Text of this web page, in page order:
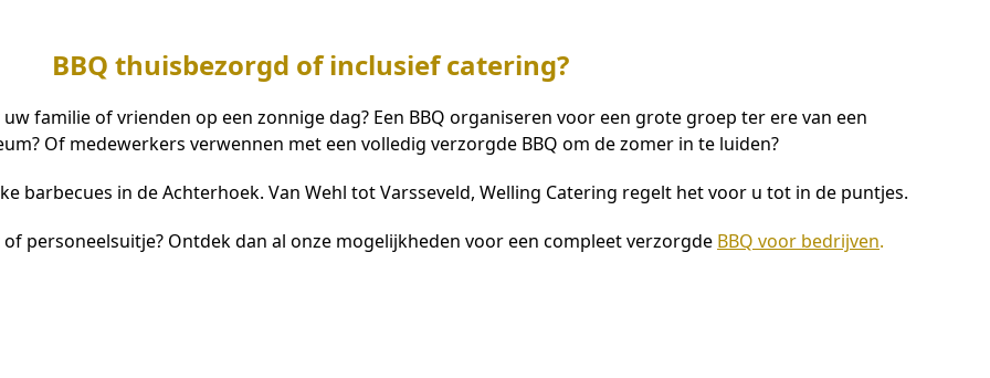
BBQ thuisbezorgd of inclusief catering?
familie of vrienden op een zonnige dag? Een BBQ organiseren voor een grote groep ter ere van een
Of medewerkers verwennen met een volledig verzorgde BBQ om de zomer in te luiden?
barbecues in de Achterhoek. Van Wehl tot Varsseveld, Welling Catering regelt het voor u tot in de puntjes.
personeelsuitje? Ontdek dan al onze mogelijkheden voor een compleet verzorgde BBQ voor bedrijven.